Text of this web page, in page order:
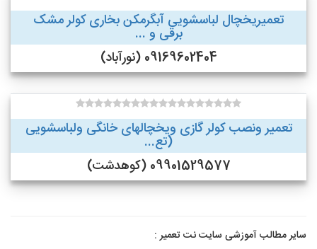
تعمیریخچال لباسشویی آبگرمکن بخاری کولر مشک
برقی و ...
09169602404 (نورآباد)
تعمیر ونصب کولر گازی ویخچالهای خانگی ولباسشویی
(تع...
09901529577 (کوهدشت)
سایر مطالب آموزشی سایت نت تعمیر :